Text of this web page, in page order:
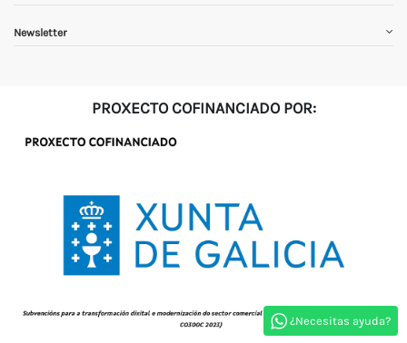
¿Necesitas ayuda?
Newsletter
PROXECTO COFINANCIADO POR: